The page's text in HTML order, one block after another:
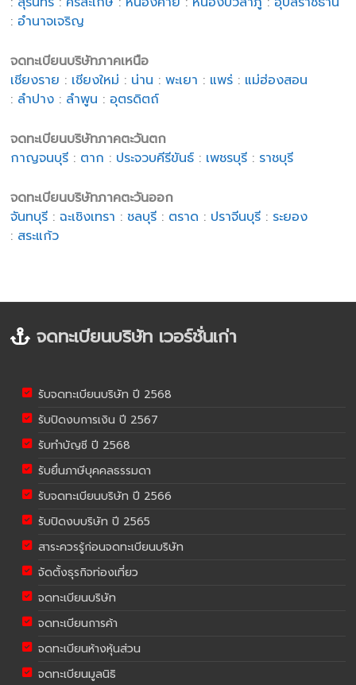
: อำนาจเจริญ
จดทะเบียนบริษัทภาคเหนือ
เชียงราย : เชียงใหม่ : น่าน :พะเยา : แพร่ : แม่ฮ่องสอน
: ลำปาง : ลำพูน : อุตรดิตถ์
จดทะเบียนบริษัทภาคตะวันตก
กาญจนบุรี : ตาก : ประจวบคีรีขันธ์ : เพชรบุรี : ราชบุรี
จดทะเบียนบริษัทภาคตะวันออก
จันทบุรี : ฉะเชิงเทรา : ชลบุรี : ตราด : ปราจีนบุรี : ระยอง
: สระแก้ว
จดทะเบียนบริษัท เวอร์ชั่นเก่า
รับจดทะเบียนบริษัท ปี 2568
รับปิดงบการเงิน ปี 2567
รับทำบัญชี ปี 2568
รับยื่นภาษีบุคคลธรรมดา
รับจดทะเบียนบริษัท ปี 2566
รับปิดงบบริษัท ปี 2565
สาระควรรู้ก่อนจดทะเบียนบริษัท
จัดตั้งธุรกิจท่องเที่ยว
จดทะเบียนบริษัท
จดทะเบียนการค้า
จดทะเบียนห้างหุ้นส่วน
จดทะเบียนมูลนิธิ